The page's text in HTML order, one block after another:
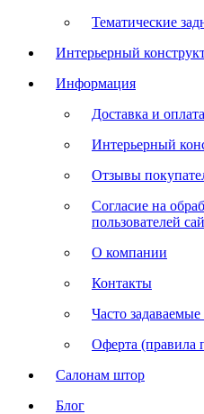
Тематические
Интерьерный
Информация
Доставка и оплата
Интерьерный
Отзывы
Согласие на
пользователей
О компании
Контакты
Часто
Оферта (правила
Салонам штор
Блог